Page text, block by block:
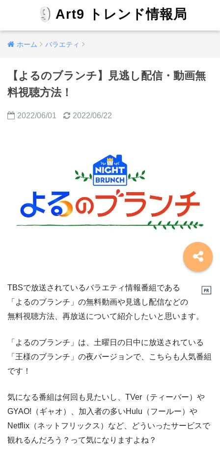
Art9 トレンド情報局
ホーム バラエティ
【よるのブランチ】見逃し配信・動画無
料視聴方法！
2022/06/01 2022/06/22
TBSで放送されているバラエティ情報番組である
「よるのブランチ」の無料動画や見逃し配信などの
無料視聴方法、再放送について紹介したいと思います。
「よるのブランチ」は、土曜日の日中に放送されている
「王様のブランチ」の夜バージョンで、こちらも人気番組
です！
気になる番組は何回も見たいし、TVer（ティーバー）や
GYAO!（ギャオ）、加入者の多いHulu（フールー）や
Netflix（ネットフリックス）など、どういったサービスで
観れるんだろう？って気になりますよね？